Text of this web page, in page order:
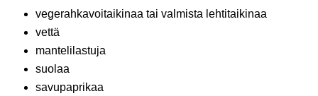
vegerahkavoitaikinaa tai valmista lehtitaikinaa
vettä
mantelilastuja
suolaa
savupaprikaa